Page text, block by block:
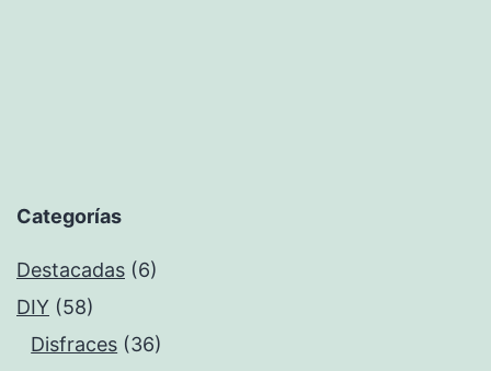
Categorías
Destacadas (6)
DIY (58)
Disfraces (36)